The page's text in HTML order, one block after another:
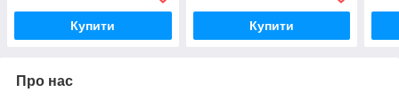
Купити Купити
Про нас